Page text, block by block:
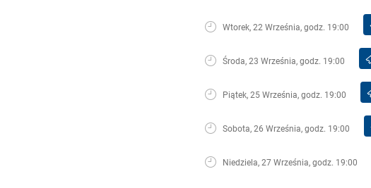
Wtorek, 22 Września, godz. 19:00
Środa, 23 Września, godz. 19:00
Piątek, 25 Września, godz. 19:00
Sobota, 26 Września, godz. 19:00
Niedziela, 27 Września, godz. 19:00